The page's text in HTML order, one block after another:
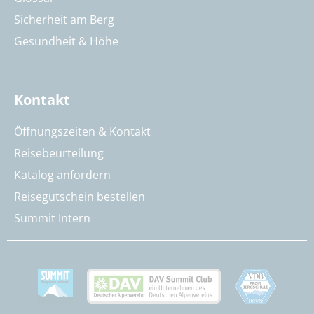
Sicherheit am Berg
Gesundheit & Höhe
Kontakt
Öffnungszeiten & Kontakt
Reisebeurteilung
Katalog anfordern
Reisegutschein bestellen
Summit Intern